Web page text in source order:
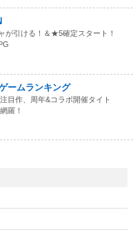
が引ける！＆★5確定スタート！
ームランキング
目作、周年&コラボ開催タイト
羅！